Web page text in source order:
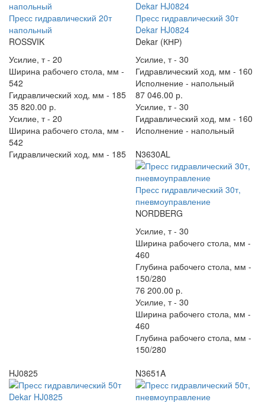
Пресс гидравлический 20т
напольный
ROSSVIK
Усилие, т - 20
Ширина рабочего стола, мм -
542
Гидравлический ход, мм - 185
35 820.00 р.
Усилие, т - 20
Ширина рабочего стола, мм -
542
Гидравлический ход, мм - 185
Пресс гидравлический 30т
Dekar HJ0824
Dekar (КНР)
Усилие, т - 30
Гидравлический ход, мм - 160
Исполнение - напольный
87 046.00 р.
Усилие, т - 30
Гидравлический ход, мм - 160
Исполнение - напольный
N3630AL
Пресс гидравлический 30т,
пневмоуправление
NORDBERG
Усилие, т - 30
Ширина рабочего стола, мм -
460
Глубина рабочего стола, мм -
150/280
76 200.00 р.
Усилие, т - 30
Ширина рабочего стола, мм -
460
Глубина рабочего стола, мм -
150/280
HJ0825
N3651A